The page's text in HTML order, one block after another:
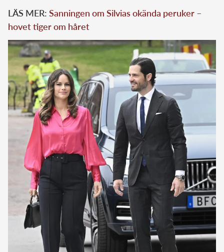
LÄS MER: Sanningen om Silvias okända peruker –
hovet tiger om håret